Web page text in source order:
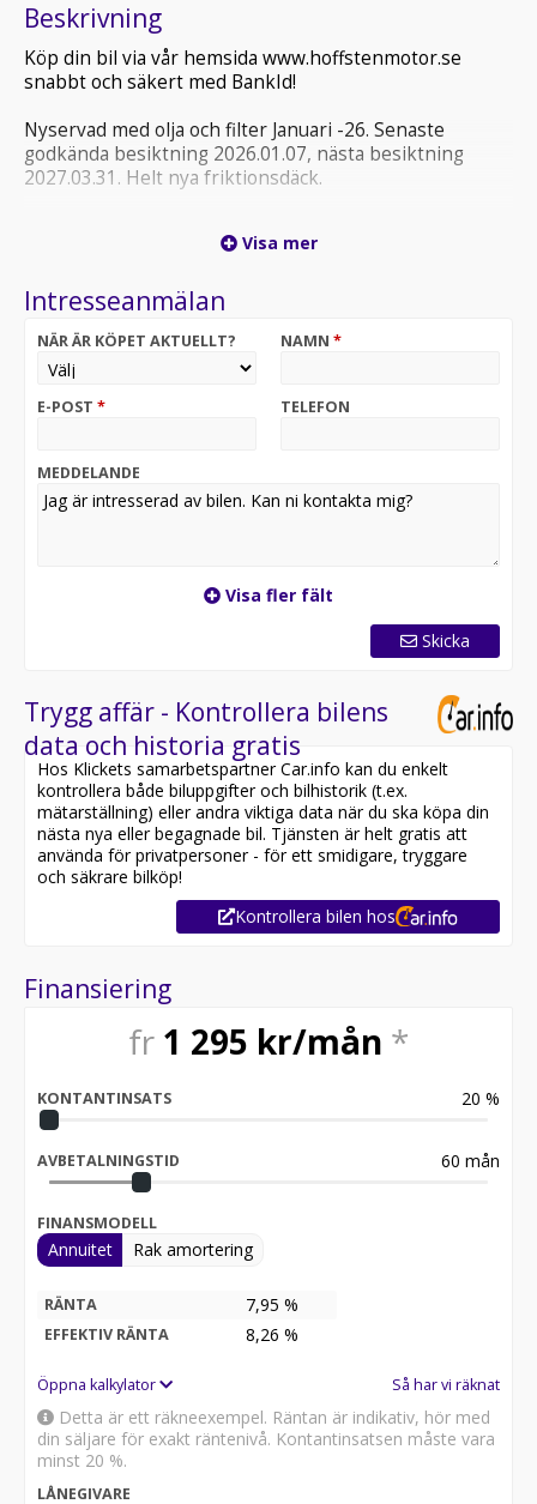
Beskrivning
Köp din bil via vår hemsida www.hoffstenmotor.se
snabbt och säkert med BankId!
Nyservad med olja och filter Januari -26. Senaste
godkända besiktning 2026.01.07, nästa besiktning
2027.03.31. Helt nya friktionsdäck.
eller provkörning
Visa mer
Intresseanmälan
NÄR ÄR KÖPET AKTUELLT? NAMN *
E-POST * TELEFON
MEDDELANDE
Visa fler fält
Skicka
Trygg affär - Kontrollera bilens
data och historia gratis
Hos Klickets samarbetspartner Car.info kan du enkelt
kontrollera både biluppgifter och bilhistorik (t.ex.
mätarställning) eller andra viktiga data när du ska köpa din
nästa nya eller begagnade bil. Tjänsten är helt gratis att
använda för privatpersoner - för ett smidigare, tryggare
och säkrare bilköp!
Kontrollera bilen hos
Finansiering
fr 1 295 kr/mån *
KONTANTINSATS 20 %
AVBETALNINGSTID 60 mån
FINANSMODELL
Annuitet Rak amortering
RÄNTA 7,95 %
EFFEKTIV RÄNTA 8,26 %
Öppna kalkylator Så har vi räknat
Detta är ett räkneexempel. Räntan är indikativ, hör med
din säljare för exakt räntenivå. Kontantinsatsen måste vara
minst 20 %.
LÅNEGIVARE